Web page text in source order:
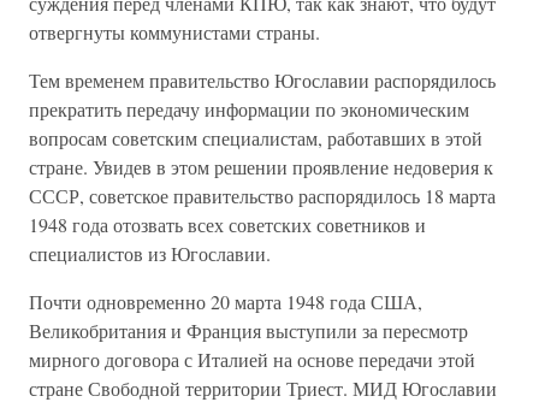
отвергнуты коммунистами страны.
Тем временем правительство Югославии распорядилось
прекратить передачу информации по экономическим
вопросам советским специалистам, работавших в этой
стране. Увидев в этом решении проявление недоверия к
СССР, советское правительство распорядилось 18 марта
1948 года отозвать всех советских советников и
специалистов из Югославии.
Почти одновременно 20 марта 1948 года США,
Великобритания и Франция выступили за пересмотр
мирного договора с Италией на основе передачи этой
стране Свободной территории Триест. МИД Югославии